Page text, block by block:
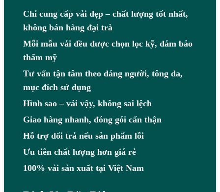
Chỉ cung cấp vải đẹp – chất lượng tốt nhất,
không bán hàng đại trà
Mỗi mẫu vải đều được chọn lọc kỹ, đảm bảo
thẩm mỹ
Tư vấn tận tâm theo dáng người, tông da,
mục đích sử dụng
Hình sao – vải vậy, không sai lệch
Giao hàng nhanh, đóng gói cẩn thận
Hỗ trợ đổi trả nếu sản phẩm lỗi
Ưu tiên chất lượng hơn giá rẻ
100% vải sản xuất tại Việt Nam